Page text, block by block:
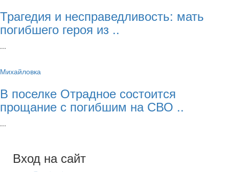
Трагедия и несправедливость: мать
погибшего героя из ..
...
Михайловка
В поселке Отрадное состоится
прощание с погибшим на СВО ..
...
Вход на сайт